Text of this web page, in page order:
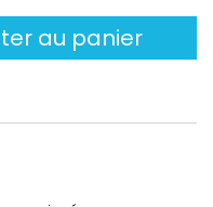
au panier